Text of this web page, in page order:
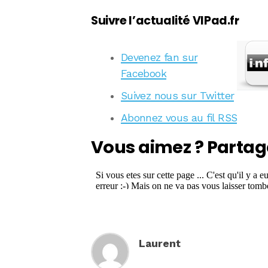
Suivre l’actualité VIPad.fr
Devenez fan sur
Facebook
Suivez nous sur Twitter
Abonnez vous au fil RSS
Vous aimez ?
Laurent